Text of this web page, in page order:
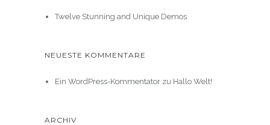
Twelve Stunning and Unique Demos
NEUESTE KOMMENTARE
Ein WordPress-Kommentatorzu Hallo Welt!
ARCHIV